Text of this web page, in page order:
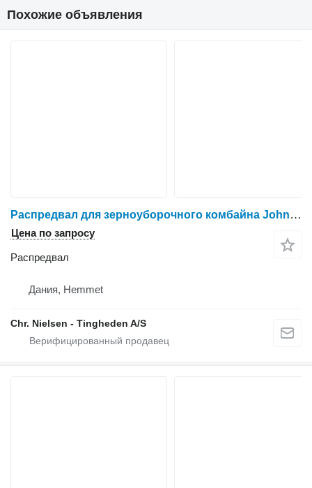
Похожие объявления
Распредвал для зерноуборочного комбайна John Deere 1075
Цена по запросу
Распредвал
Дания, Hemmet
Chr. Nielsen - Tingheden A/S